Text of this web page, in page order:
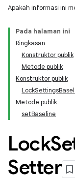
Apakah informasi ini
Pada halaman ini
Ringkasan
Konstruktor publik
Metode publik
Konstruktor publik
Metode publik
setBaseline
Lock
Setter